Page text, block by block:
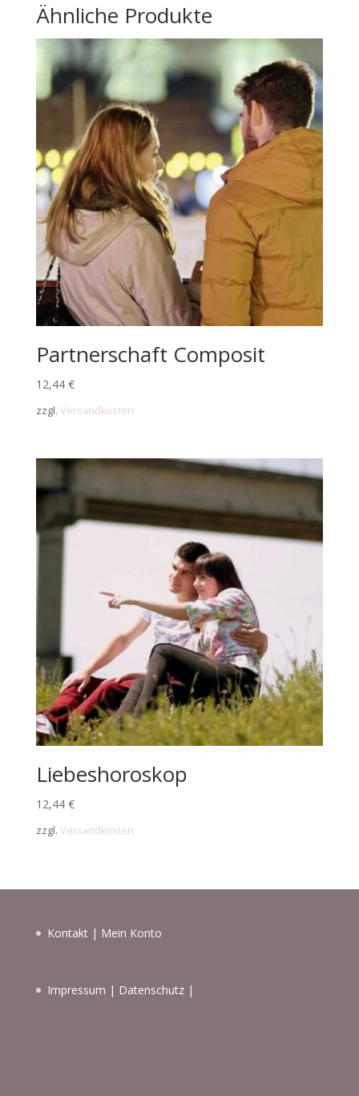
Ähnliche Produkte
Partnerschaft Composit
12,44 €
zzgl. Versandkosten
Liebeshoroskop
12,44 €
zzgl. Versandkosten
Kontakt | Mein Konto
Impressum | Datenschutz|